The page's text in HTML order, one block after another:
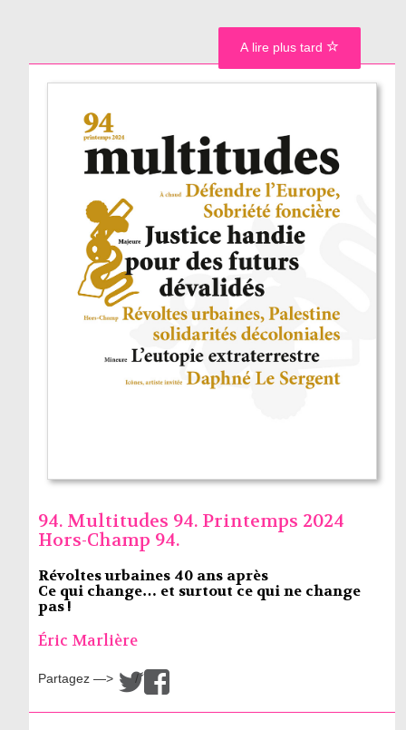
94. Multitudes 94. Printemps 2024
Hors-Champ 94.
Révoltes urbaines 40 ans après
Ce qui change… et surtout ce qui ne change
pas !
Éric Marlière
Partagez —> /
A lire plus tard